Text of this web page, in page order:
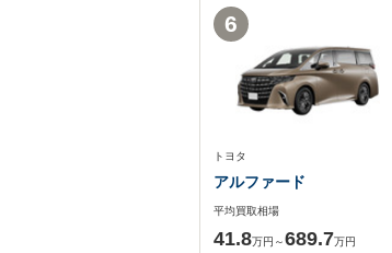
トヨタ
アルファード
平均買取相場
41.8万円～689.7万円
6